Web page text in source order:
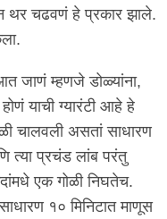
थर चढवणं हे प्रकार झाले.
जाणं म्हणजे डोळ्यांना,
याची ग्यारंटी आहे हे
चालवली असतां साधारण
त्या प्रचंड लांब परंतु
एक गोळी निघतेच.
१० मिनिटात माणूस